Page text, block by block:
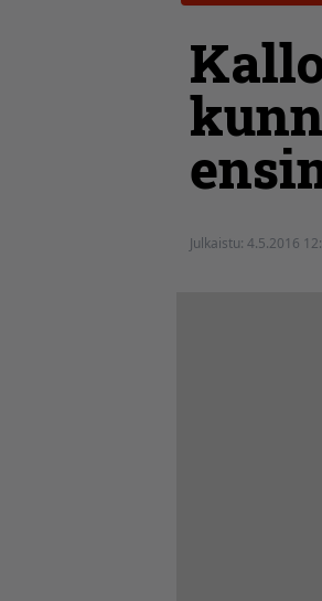
Julkaistu: 4.5.2016